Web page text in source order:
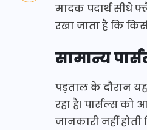
मादक पदार्थ सीधे
रखा जाता है कि
सामान्य
पड़ताल के दौरान
रहा है। पार्सल्स
जानकारी नहीं